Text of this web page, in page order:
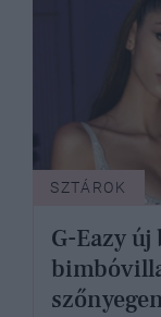
SZTÁROK
G-Eazy